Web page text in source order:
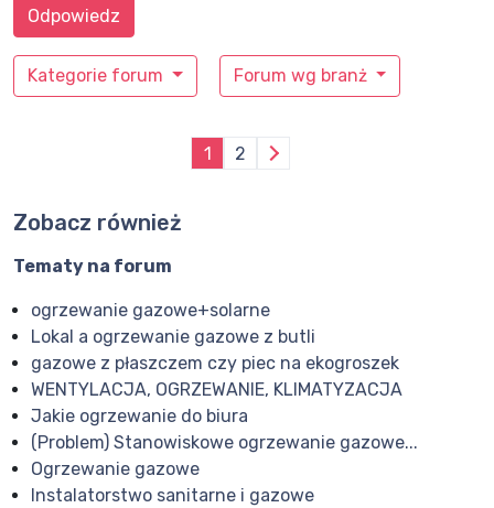
Kategorie forum Forum wg branż
Odpowiedz
1 2
Zobacz również
Tematy na forum
ogrzewanie gazowe+solarne
Lokal a ogrzewanie gazowe z butli
gazowe z płaszczem czy piec na ekogroszek
WENTYLACJA, OGRZEWANIE, KLIMATYZACJA
Jakie ogrzewanie do biura
(Problem) Stanowiskowe ogrzewanie gazowe...
Ogrzewanie gazowe
Instalatorstwo sanitarne i gazowe